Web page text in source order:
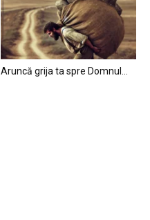
Aruncă grija ta spre Domnul…